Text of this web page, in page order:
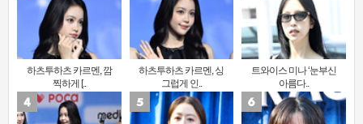
하츠투하츠 카르멘, 깜
찍하게 [..
하츠투하츠 카르멘, 싱
그럽게 인..
트와이스 미나 ‘눈부신
아름다..